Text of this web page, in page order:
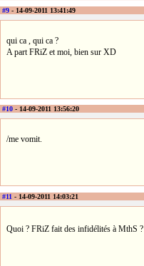
#9 - 14-09-2011 13:41:49
qui ca , qui ca ?
A part FRiZ et moi, bien sur XD
#10 - 14-09-2011 13:56:20
/me vomit.
#11 - 14-09-2011 14:03:21
Quoi ? FRiZ fait des infidélités à MthS ?